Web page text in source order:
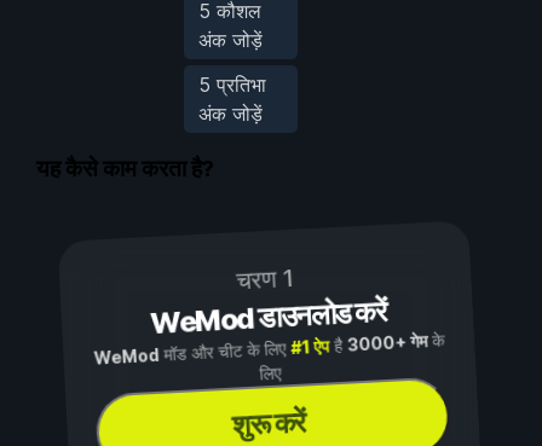
5 कौशल
अंक जोड़ें
5 प्रतिभा
अंक जोड़ें
यह कैसे काम करता है?
चरण 1
WeMod डाउनलोड करें
WeMod मॉड और चीट के लिए#1 ऐपहै3000+ गेमके
लिए
शुरू करें